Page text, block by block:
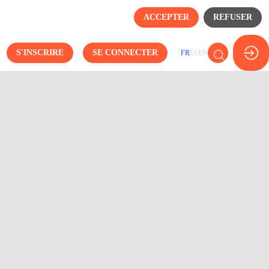
S'INSCRIRE SE CONNECTER FRESEN
ACCEPTER REFUSER